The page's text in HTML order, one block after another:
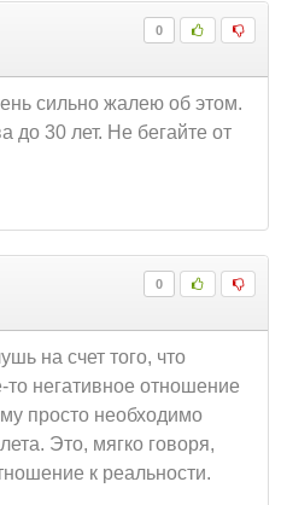
0
сильно жалею об этом.
до 30 лет. Не бегайте от
0
на счет того, что
то негативное отношение
просто необходимо
Это, мягко говоря,
к реальности.